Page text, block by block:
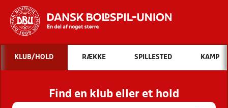
Hvad vil du søge efter?
INDHOLD OG NYHEDER
STILLINGER, RESULTATER, KLUBBER OG
HOLD
KLUB/HOLD RÆKKE SPILLESTED KAMP
Find en klub eller et hold